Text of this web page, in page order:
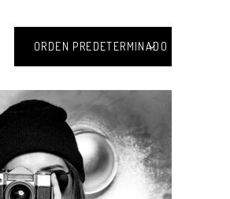
ORDEN PREDETERMINADO